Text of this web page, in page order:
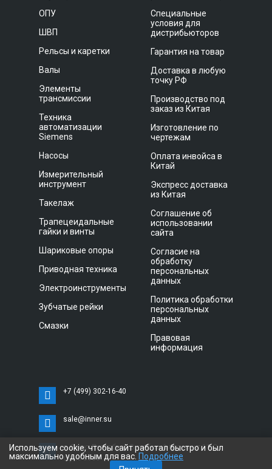
ОПУ
ШВП
Рельсы и каретки
Валы
Элементы
трансмиссии
Техника
автоматизации
Siemens
Насосы
Измерительный
инструмент
Такелаж
Трапецеидальные
гайки и винты
Шариковые опоры
Приводная техника
Электроинструменты
Зубчатые рейки
Смазки
Специальные
условия для
дистрибьюторов
Гарантия на товар
Доставка в любую
точку РФ
Производство под
заказ из Китая
Изготовление по
чертежам
Оплата инвойса в
Китай
Экспресс доставка
из Китая
Соглашение об
использовании
сайта
Согласие на
обработку
персональных
данных
Политика обработки
персональных
данных
Правовая
информация
+7 (499) 302-16-40
sale@inner.su
г. Санкт-Петербург, Витебский проспект 11 С,
офис 3033
Используем cookie, чтобы сайт работал быстро и был
максимально удобным для вас. Подробнее